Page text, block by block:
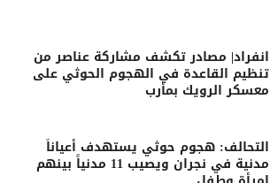
انفراد| مصادر تكشف مشاركة عناصر من
تنظيم القاعدة في الهجوم الحوثي على
معسكر الرويك بمأرب
التحالف: هجوم حوثي يستهدف أعياناً
مدنية في نجران ويصيب 11 مدنياً بينهم